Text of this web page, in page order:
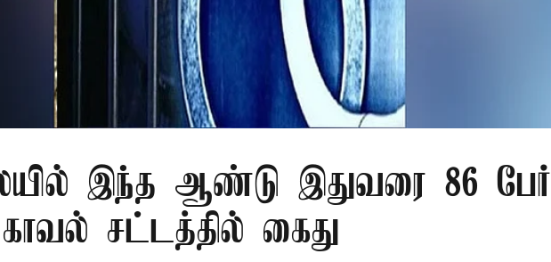
இந்த ஆண்டு இதுவரை 86 பேர்
காவல் சட்டத்தில் கைது